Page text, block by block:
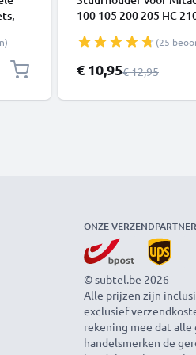
100 105 200 205 HC
bevestiging navigatie
stuurbevestiging
(25
Speciale prijs
€ 10,95Normale prijs
€ 12,95
ONZE
© subtel.be 2026
Alle prijzen zijn
exclusief
rekening mee dat alle
handelsmerken de